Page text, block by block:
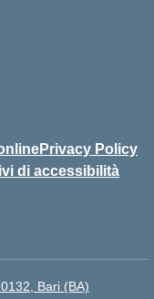
Privacy Policy
di accessibilità
Bari (BA)